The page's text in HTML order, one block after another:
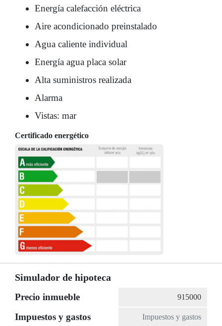
Energía calefacción eléctrica
Aire acondicionado preinstalado
Agua caliente individual
Energía agua placa solar
Alta suministros realizada
Alarma
Vistas: mar
Certificado energético
Simulador de hipoteca
Precio inmueble
Impuestos y gastos